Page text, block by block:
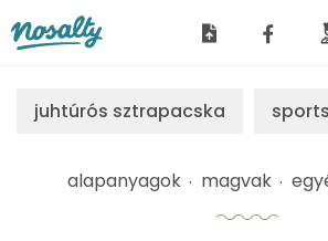
juhtúrós sztrapacska
alapanyagok magvak